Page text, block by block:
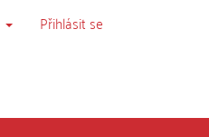
Přihlásit se